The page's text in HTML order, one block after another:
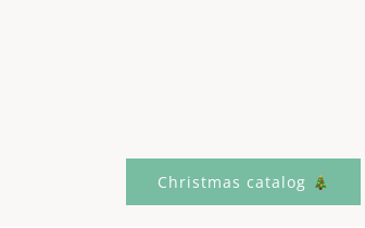
Christmas catalog